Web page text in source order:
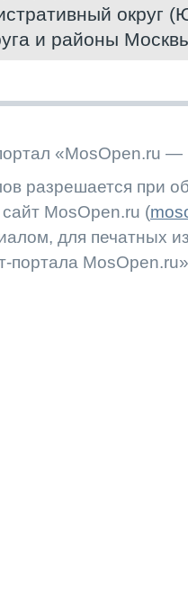
округ
и районы
«MosOpen.ru —
разрешается при
MosOpen.ru (
для печатных
портала